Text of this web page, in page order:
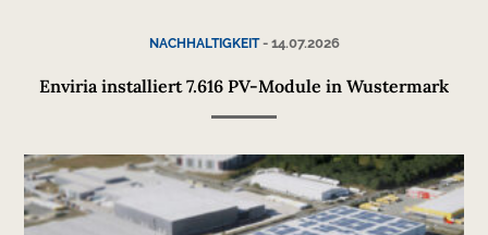
NACHHALTIGKEIT- 14.07.2026
Enviria installiert 7.616 PV-Module in Wustermark